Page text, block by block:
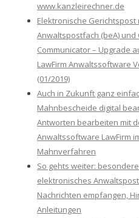
www.kanzleirechner.de
Elektronische Gerichtspost
Anwaltspostfach (beA) und
Communicator – Upgrade
LawFirm Anwaltssoftware
(01/2019)
Auch in Zukunft ganz
Mahnbescheide digital
Antworten bearbeiten mit
Anwaltssoftware LawFirm
Mahnverfahren
So gehts weiter:
elektronisches
Nachrichten empfangen,
Anleitungen